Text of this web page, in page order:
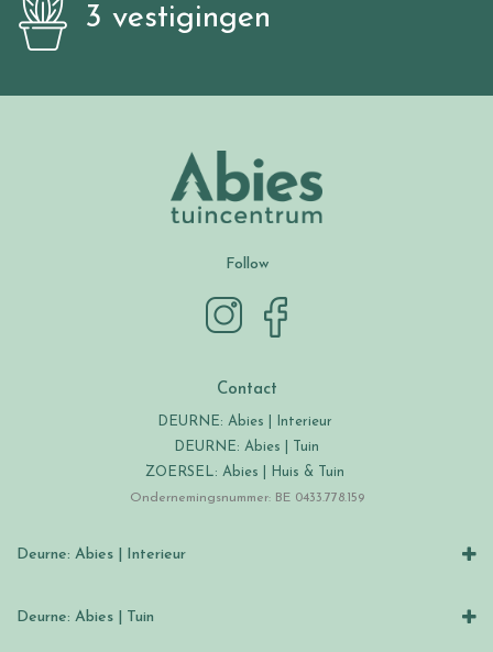
3 vestigingen
Follow
Contact
DEURNE: Abies | Interieur
DEURNE: Abies | Tuin
ZOERSEL: Abies | Huis & Tuin
Ondernemingsnummer: BE 0433.778.159
Deurne: Abies | Interieur
Deurne: Abies | Tuin